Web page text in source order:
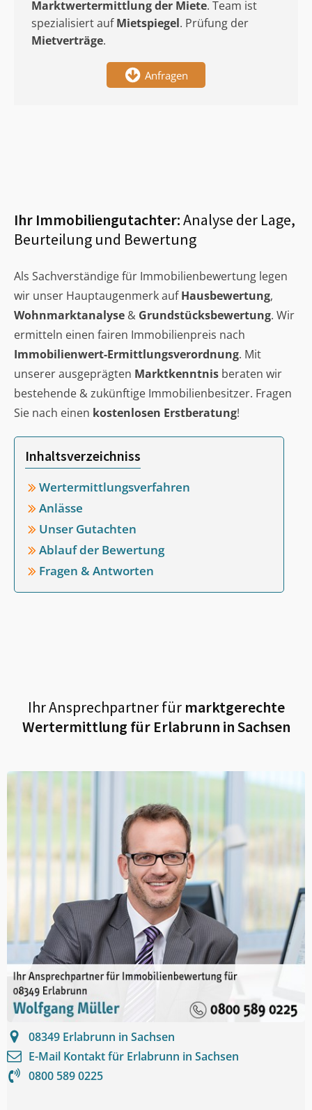
Marktwertermittlungder Miete. Team ist
spezialisiert aufMietspiegel. Prüfung der
Mietverträge.
Anfragen
Ihr Immobiliengutachter:Analyse der Lage,
Beurteilung und Bewertung
Als Sachverständige für Immobilienbewertung legen
wir unser Hauptaugenmerk aufHausbewertung,
Wohnmarktanalyse & Grundstücksbewertung. Wir
ermitteln einen fairen Immobilienpreis nach
Immobilienwert-Ermittlungsverordnung. Mit
unserer ausgeprägten Marktkenntnis beraten wir
bestehende & zukünftige Immobilienbesitzer. Fragen
Sie nach einen kostenlosen Erstberatung!
Inhaltsverzeichniss
Wertermittlungsverfahren
Anlässe
Unser Gutachten
Ablauf der Bewertung
Fragen & Antworten
Ihr Ansprechpartner fürmarktgerechte
Wertermittlung für Erlabrunn in Sachsen
08349 Erlabrunn in Sachsen
E-Mail Kontakt für Erlabrunn in Sachsen
0800 589 0225